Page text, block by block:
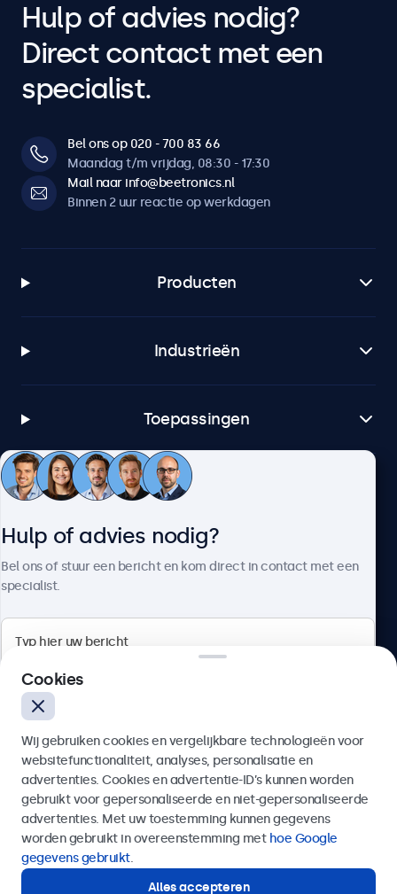
Hulp of advies nodig?
Direct contact met een
specialist.
Bel ons op 020 - 700 83 66
Maandag t/m vrijdag, 08:30 - 17:30
Mail naar info@beetronics.nl
Binnen 2 uur reactie op werkdagen
Producten
Industrieën
Toepassingen
Klantenservice
4.8/5 door 5000+ bedrijven
Nederlands
Hulp of advies nodig?
Bel ons of stuur een bericht en kom direct in contact met een
specialist.
Verzenden
Of bel ons op
Hulp of advies nodig?
Cookies
Wij gebruiken cookies en vergelijkbare technologieën voor
websitefunctionaliteit, analyses, personalisatie en
advertenties. Cookies en advertentie-ID’s kunnen worden
gebruikt voor gepersonaliseerde en niet-gepersonaliseerde
advertenties. Met uw toestemming kunnen gegevens
worden gebruikt in overeenstemming met hoe Google
gegevens gebruikt.
Alles accepteren